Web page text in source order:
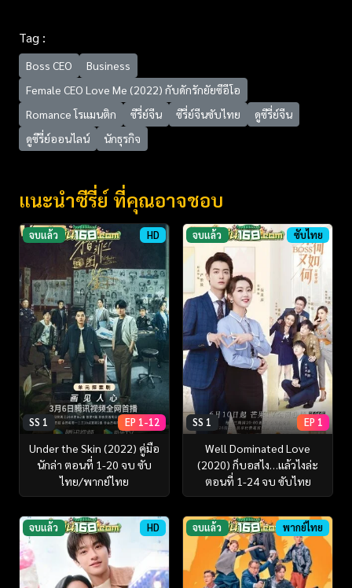
Tag :
Boss CEO
Business
Female CEO Love Me (2022) กับดักรักยัยซีอีโอ
Romance โรแมนติก
ซีรี่ย์จีน ซีรี่ย์จีนซับไทย
ดูซีรี่ย์จีน
ดูซีรี่ย์ออนไลน์
นักธุรกิจ
แนะนำซีรี่ย์ ที่คุณอาจชอบ
จบแล้ว HD
SS 1 EP 1-12
Under the Skin (2022) คู่มือ
นักล่า ตอนที่ 1-20 จบ ซับ
ไทย/พากย์ไทย
จบแล้ว ซับไทย
SS 1 EP 1
Well Dominated Love
(2020) ก็บอสไง…แล้วไงล่ะ
ตอนที่ 1-24 จบ ซับไทย
จบแล้ว HD จบแล้ว พากย์ไทย